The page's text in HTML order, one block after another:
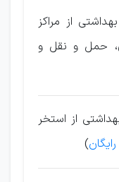
بهداشتی از مراكز
، حمل و نقل و
ی از استخر
)